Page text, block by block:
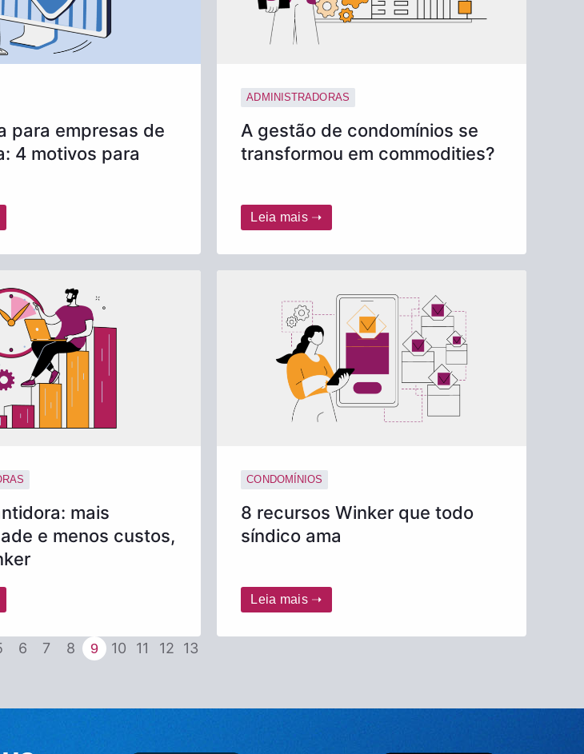
para empresas de
4 motivos para
ADMINISTRADORAS
A gestão de condomínios se
transformou em commodities?
Leia mais ➝
mais
e menos custos,
CONDOMÍNIOS
8 recursos Winker que todo
síndico ama
Leia mais ➝
6 7 8 9 10 11 12 13